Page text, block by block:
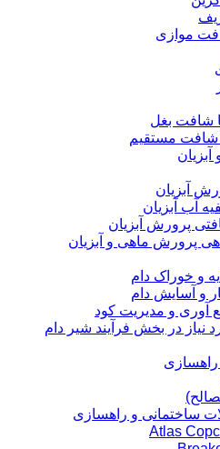
موازی
شافت بغل
شافت مستقیم
آبزیان
آب آبزیان
پرورش آبزیان
پرورش ماهی و آبزیان
و خوراک دام
و آسایش دام
آوری و مدیریت کود
نیاز در بخش فرآیند شیر دام
راهسازی
ساختمانی و راهسازی